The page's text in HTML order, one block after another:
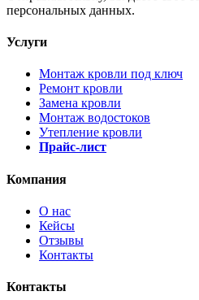
персональных данных.
Услуги
Монтаж кровли под ключ
Ремонт кровли
Замена кровли
Монтаж водостоков
Утепление кровли
Прайс-лист
Компания
О нас
Кейсы
Отзывы
Контакты
Контакты